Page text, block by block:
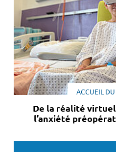
ACCUEIL
De la réalité
l’anxiété